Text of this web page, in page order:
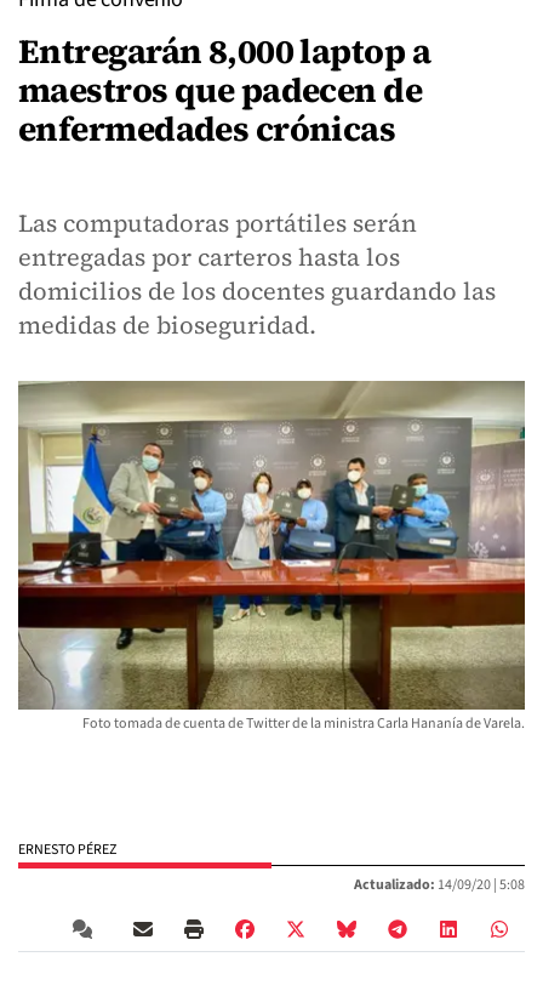
Entregarán 8,000 laptop a
maestros que padecen de
enfermedades crónicas
Las computadoras portátiles serán
entregadas por carteros hasta los
domicilios de los docentes guardando las
medidas de bioseguridad.
Foto tomada de cuenta de Twitter de la ministra Carla Hananía de Varela.
ERNESTO PÉREZ
Actualizado: 14/09/20 |5:08